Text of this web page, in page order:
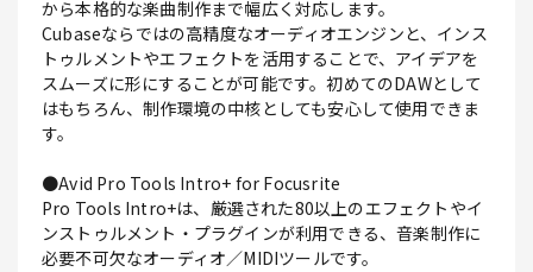
から本格的な楽曲制作まで幅広く対応します。
Cubaseならではの高精度なオーディオエンジンと、インス
トゥルメントやエフェクトを活用することで、アイデアを
スムーズに形にすることが可能です。初めてのDAWとして
はもちろん、制作環境の中核としても安心して使用できま
す。
●Avid Pro Tools Intro+ for Focusrite
Pro Tools Intro+は、厳選された80以上のエフェクトやイ
ンストゥルメント・プラグインが利用できる、音楽制作に
必要不可欠なオーディオ／MIDIツールです。